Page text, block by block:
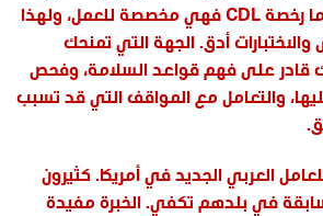
للاستخدام اليومي. أما رخصة CDL فهي مخصصة للعمل، ولهذا
أدق. الجهة التي تمنحك
قادر على فهم قواعد السلامة، وفحص
والتعامل مع المواقف التي قد تسبب
العربي الجديد في أمريكا. كثيرون
في بلدهم تكفي. الخبرة مفيدة